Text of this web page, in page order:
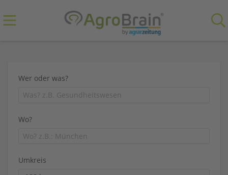
Wer oder was?
Wo?
Umkreis